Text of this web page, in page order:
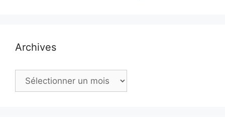
Archives
Archives